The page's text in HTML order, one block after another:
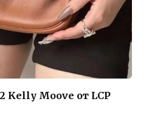
Kelly Moove от LCP